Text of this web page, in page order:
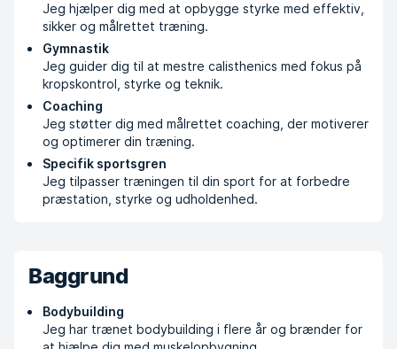
Jeg hjælper dig med at opbygge styrke med effektiv,
sikker og målrettet træning.
Gymnastik
Jeg guider dig til at mestre calisthenics med fokus på
kropskontrol, styrke og teknik.
Coaching
Jeg støtter dig med målrettet coaching, der motiverer
og optimerer din træning.
Specifik sportsgren
Jeg tilpasser træningen til din sport for at forbedre
præstation, styrke og udholdenhed.
Baggrund
Bodybuilding
Jeg har trænet bodybuilding i flere år og brænder for